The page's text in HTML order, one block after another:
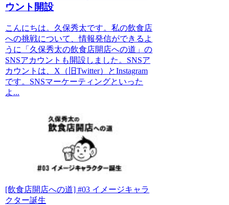
ウント開設
こんにちは。久保秀太です。私の飲食店
への挑戦について、情報発信ができるよ
うに「久保秀太の飲食店開店への道」の
SNSアカウントも開設しました。SNSア
カウントは、X（旧Twitter）とInstagram
です。SNSマーケーティングといった
よ...
[飲食店開店への道] #03 イメージキャラ
クター誕生